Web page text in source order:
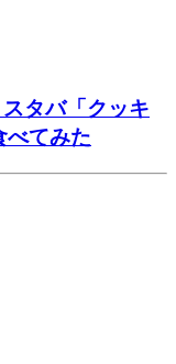
スタバ「クッキ
べてみた